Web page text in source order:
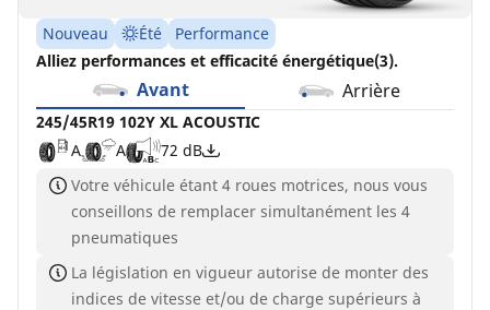
Nouveau Été
Performance
Alliez performances et efficacité énergétique(3).
Avant Arrière
245/45R19 102Y XL ACOUSTIC
A
A
72 dB
Votre véhicule étant 4 roues motrices, nous vous
conseillons de remplacer simultanément les 4
pneumatiques
La législation en vigueur autorise de monter des
indices de vitesse et/ou de charge supérieurs à